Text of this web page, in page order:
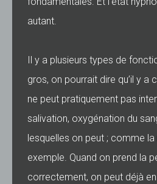
autant.
Il y a plusieurs types de
gros, on pourrait dire qu’il y a
ne peut pratiquement pas
salivation, oxygénation du
lesquelles on peut ; comme
exemple. Quand on prend la
correctement, on peut déjà